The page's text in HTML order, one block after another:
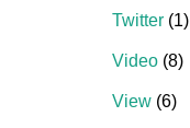
Twitter (1)
Video (8)
View (6)